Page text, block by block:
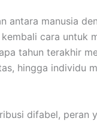
antara manusia
cara untuk
tahun terakhir
hingga individu
difabel, peran